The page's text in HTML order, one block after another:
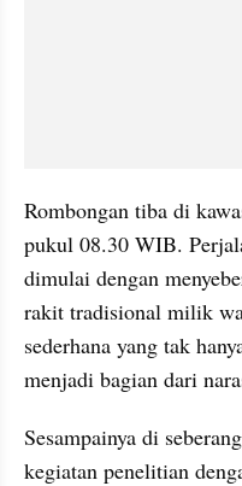
Rombongan tiba di
pukul 08.30 WIB.
dimulai dengan
rakit tradisional milik
sederhana yang tak
menjadi bagian dari
Sesampainya di
kegiatan penelitian